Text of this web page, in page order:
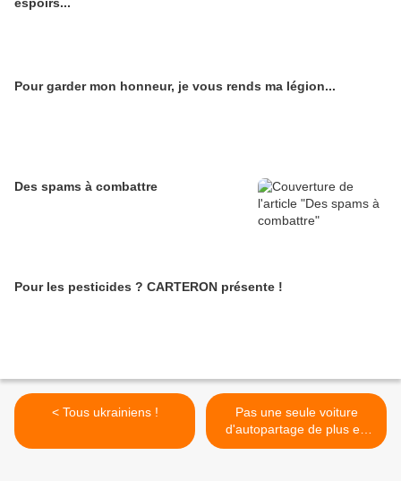
Pour garder mon honneur, je vous rends ma légion...
Des spams à combattre
Pour les pesticides ? CARTERON présente !
< Tous ukrainiens !
Pas une seule voiture
d'autopartage de plus en
deux ans >